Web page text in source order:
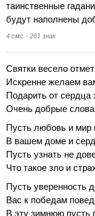
таинственные
будут наполнены
4 смс - 261 знак
Святки весело
Искренне желаем
Подарить от сердца
Очень добрые
Пусть любовь и мир
В вашем доме и
Пусть узнать не
Что такое зло и
Пусть уверенность
Вас к победам
В эту зимнюю пусть